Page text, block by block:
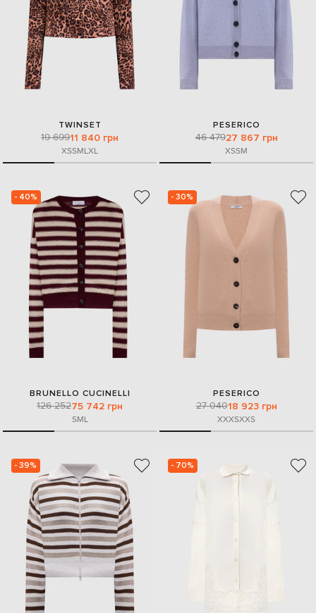
TWINSET
19 69911 840 грн
XSSMLXL
PESERICO
46 47927 867 грн
XSSM
- 40%
BRUNELLO CUCINELLI
126 25275 742 грн
SML
- 30%
PESERICO
27 04018 923 грн
XXXSXXS
- 39% - 70%